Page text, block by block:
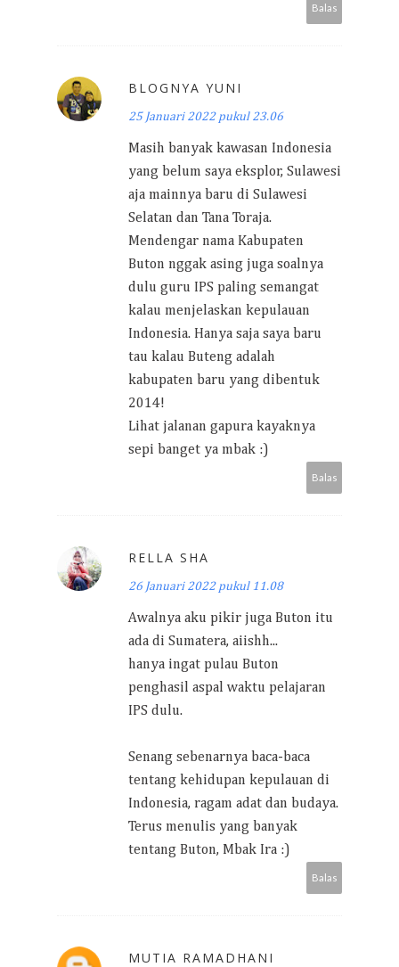
Balas
BLOGNYA YUNI
25 Januari 2022 pukul 23.06
Masih banyak kawasan Indonesia
yang belum saya eksplor, Sulawesi
aja mainnya baru di Sulawesi
Selatan dan Tana Toraja.
Mendengar nama Kabupaten
Buton nggak asing juga soalnya
dulu guru IPS paling semangat
kalau menjelaskan kepulauan
Indonesia. Hanya saja saya baru
tau kalau Buteng adalah
kabupaten baru yang dibentuk
2014!
Lihat jalanan gapura kayaknya
sepi banget ya mbak :)
Balas
RELLA SHA
26 Januari 2022 pukul 11.08
Awalnya aku pikir juga Buton itu
ada di Sumatera, aiishh...
hanya ingat pulau Buton
penghasil aspal waktu pelajaran
IPS dulu.
Senang sebenarnya baca-baca
tentang kehidupan kepulauan di
Indonesia, ragam adat dan budaya.
Terus menulis yang banyak
tentang Buton, Mbak Ira :)
Balas
MUTIA RAMADHANI